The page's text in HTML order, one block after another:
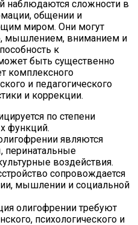
наблюдаются сложности в
общении и
миром. Они могут
мышлением, вниманием и
к
быть существенно
комплексного
и педагогического
и коррекции.
по степени
функций.
являются
перинатальные
воздействия.
сопровождается
мышлении и социальной
олигофрении требуют
психологического и